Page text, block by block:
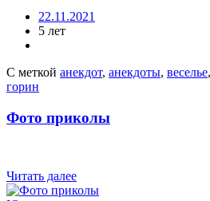
22.11.2021
5 лет
С меткой анекдот, анекдоты, веселье,
горин
Фото приколы
Читать далее